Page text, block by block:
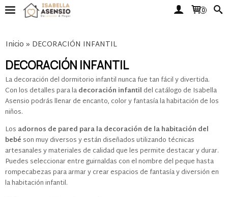
0
Inicio » DECORACIÓN INFANTIL
DECORACIÓN INFANTIL
La decoración del dormitorio infantil nunca fue tan fácil y divertida.
Con los detalles para ladecoración infantil del catálogo de Isabella
Asensio podrás llenar de encanto, color y fantasía la habitación de los
niños.
Los adornos de pared para la decoración de la habitación del
bebéson muy diversos y están diseñados utilizando técnicas
artesanales y materiales de calidad que les permite destacar y durar.
Puedes seleccionar entre guirnaldas con el nombre del peque hasta
rompecabezas para armar y crear espacios de fantasía y diversión en
la habitación infantil.